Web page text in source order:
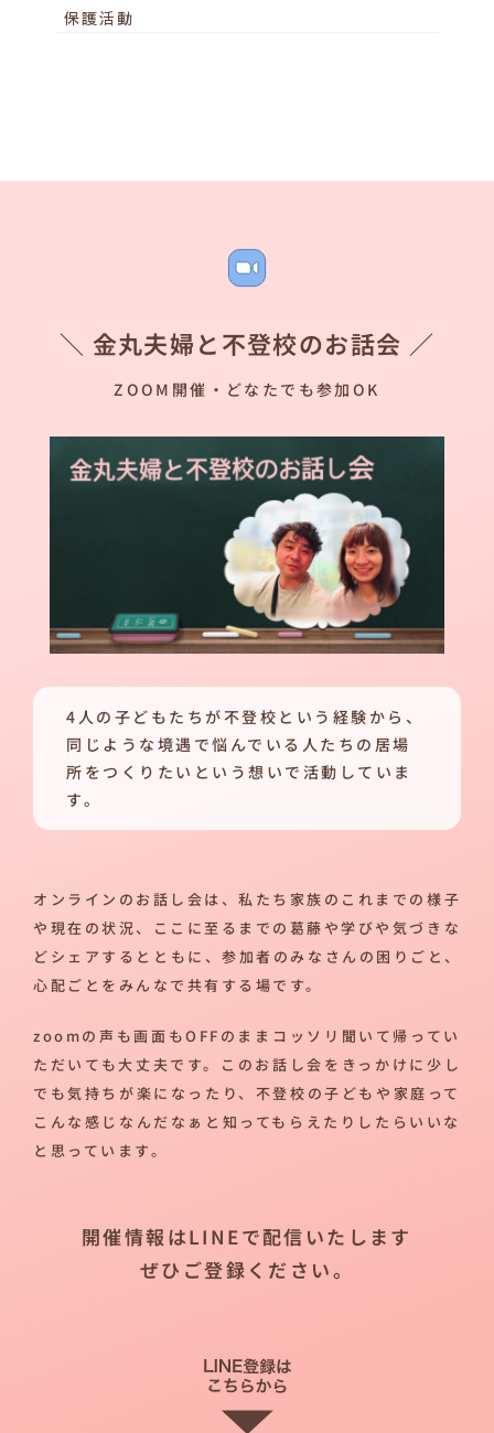
保護活動
＼ 金丸夫婦と不登校のお話会 ／
ZOOM開催・どなたでも参加OK
4人の子どもたちが不登校という経験から、
同じような境遇で悩んでいる人たちの居場
所をつくりたいという想いで活動していま
す。
オンラインのお話し会は、私たち家族のこれまでの様子
や現在の状況、ここに至るまでの葛藤や学びや気づきな
どシェアするとともに、参加者のみなさんの困りごと、
心配ごとをみんなで共有する場です。
zoomの声も画面もOFFのままコッソリ聞いて帰ってい
ただいても大丈夫です。このお話し会をきっかけに少し
でも気持ちが楽になったり、不登校の子どもや家庭って
こんな感じなんだなぁと知ってもらえたりしたらいいな
と思っています。
開催情報はLINEで配信いたします
ぜひご登録ください。